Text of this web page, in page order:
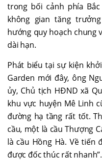
trong bối cảnh phía
không gian tăng
hướng quy hoạch chung
dài hạn.
Phát biểu tại sự kiện
Garden mới đây, ông
ủy, Chủ tịch HĐND xã
khu vực huyện Mê Linh
đường hạ tầng rất tốt.
cầu, một là cầu Thượng
là cầu Hồng Hà. Về tiến
được đốc thúc rất nhanh”.